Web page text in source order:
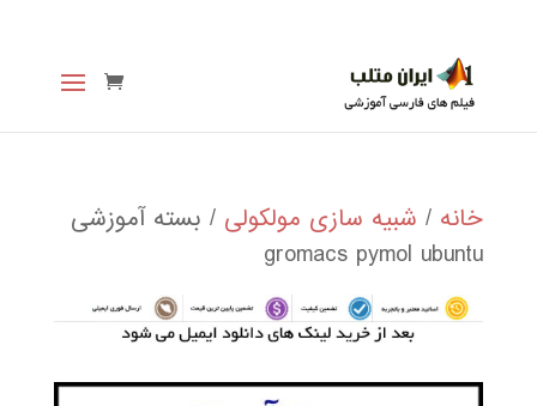
خانه / شبیه سازی مولکولی / بسته آموزشی
gromacs pymol ubuntu